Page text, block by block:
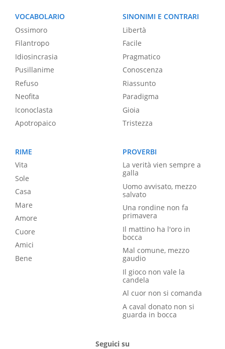
VOCABOLARIO
Ossimoro
Filantropo
Idiosincrasia
Pusillanime
Refuso
Neofita
Iconoclasta
Apotropaico
SINONIMI E CONTRARI
Libertà
Facile
Pragmatico
Conoscenza
Riassunto
Paradigma
Gioia
Tristezza
RIME
Vita
Sole
Casa
Mare
Amore
Cuore
Amici
Bene
PROVERBI
La verità vien sempre a
galla
Uomo avvisato, mezzo
salvato
Una rondine non fa
primavera
Il mattino ha l'oro in
bocca
Mal comune, mezzo
gaudio
Il gioco non vale la
candela
Al cuor non si comanda
A caval donato non si
guarda in bocca
Seguici su